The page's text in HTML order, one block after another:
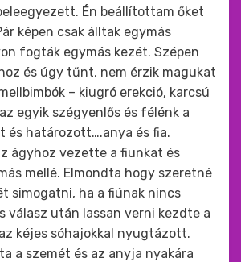
Én beállítottam őket
képen csak álltak egymás
fogták egymás kezét. Szépen
és úgy tűnt, nem érzik magukat
– kiugró erekció, karcsú
egyik szégyenlős és félénk a
és határozott….anya és fia.
ágyhoz vezette a fiunkat és
mellé. Elmondta hogy szeretné
simogatni, ha a fiúnak nincs
válasz után lassan verni kezdte a
kéjes sóhajokkal nyugtázott.
a szemét és az anyja nyakára